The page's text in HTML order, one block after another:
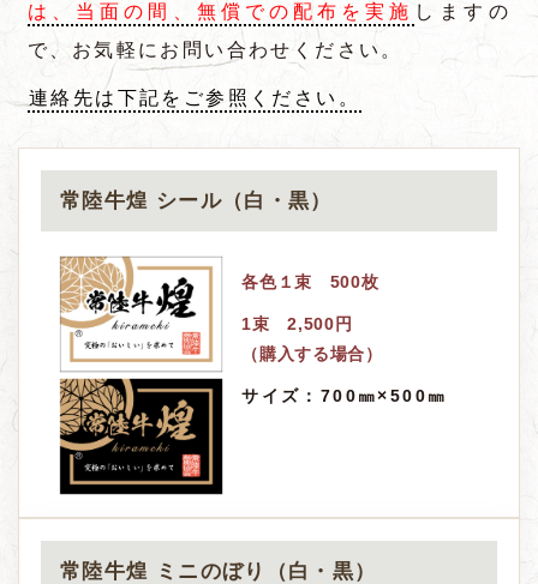
は、当面の間、無償での配布を実施 しますの
で、お気軽にお問い合わせください。
連絡先は下記をご参照ください。
常陸牛煌 シール（白・黒）
各色１束 500枚
1束 2,500円
（購入する場合）
サイズ： 700㎜×500㎜
常陸牛煌 ミニのぼり（白・黒）